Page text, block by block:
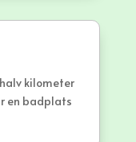
kilometer
en badplats